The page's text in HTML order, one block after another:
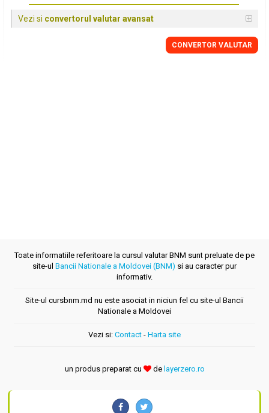
Vezi si convertorul valutar avansat
CONVERTOR VALUTAR
Toate informatiile referitoare la cursul valutar BNM sunt preluate de pe
site-ul Bancii Nationale a Moldovei (BNM) si au caracter pur
informativ.
Site-ul cursbnm.md nu este asociat in niciun fel cu site-ul Bancii
Nationale a Moldovei
Vezi si: Contact - Harta site
un produs preparat cu de layerzero.ro